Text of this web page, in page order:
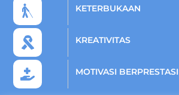
KETERBUKAAN
KREATIVITAS
MOTIVASI BERPRESTASI